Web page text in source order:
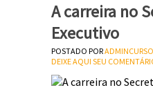
A carreira no
Executivo
POSTADO POR
DEIXE AQUI SEU